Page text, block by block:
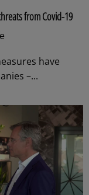
from Covid-19
have
–...